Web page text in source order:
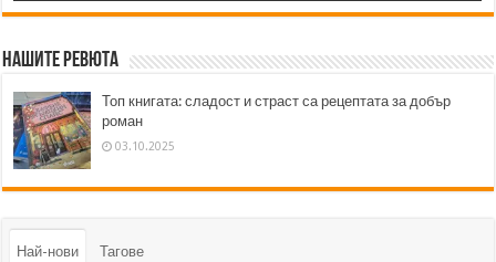
Нашите ревюта
Топ книгата: сладост и страст са рецептата за добър
роман
03.10.2025
Най-нови Тагове